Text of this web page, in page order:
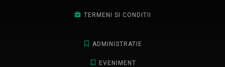
TERMENI SI CONDITII
ADMINISTRATIE
EVENIMENT